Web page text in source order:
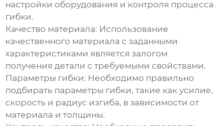
настройки оборудования и контроля процесса
гибки.
Качество материала: Использование
качественного материала с заданными
характеристиками является залогом
получения детали с требуемыми свойствами.
Параметры гибки: Необходимо правильно
подбирать параметры гибки, такие как усилие,
скорость и радиус изгиба, в зависимости от
материала и толщины.